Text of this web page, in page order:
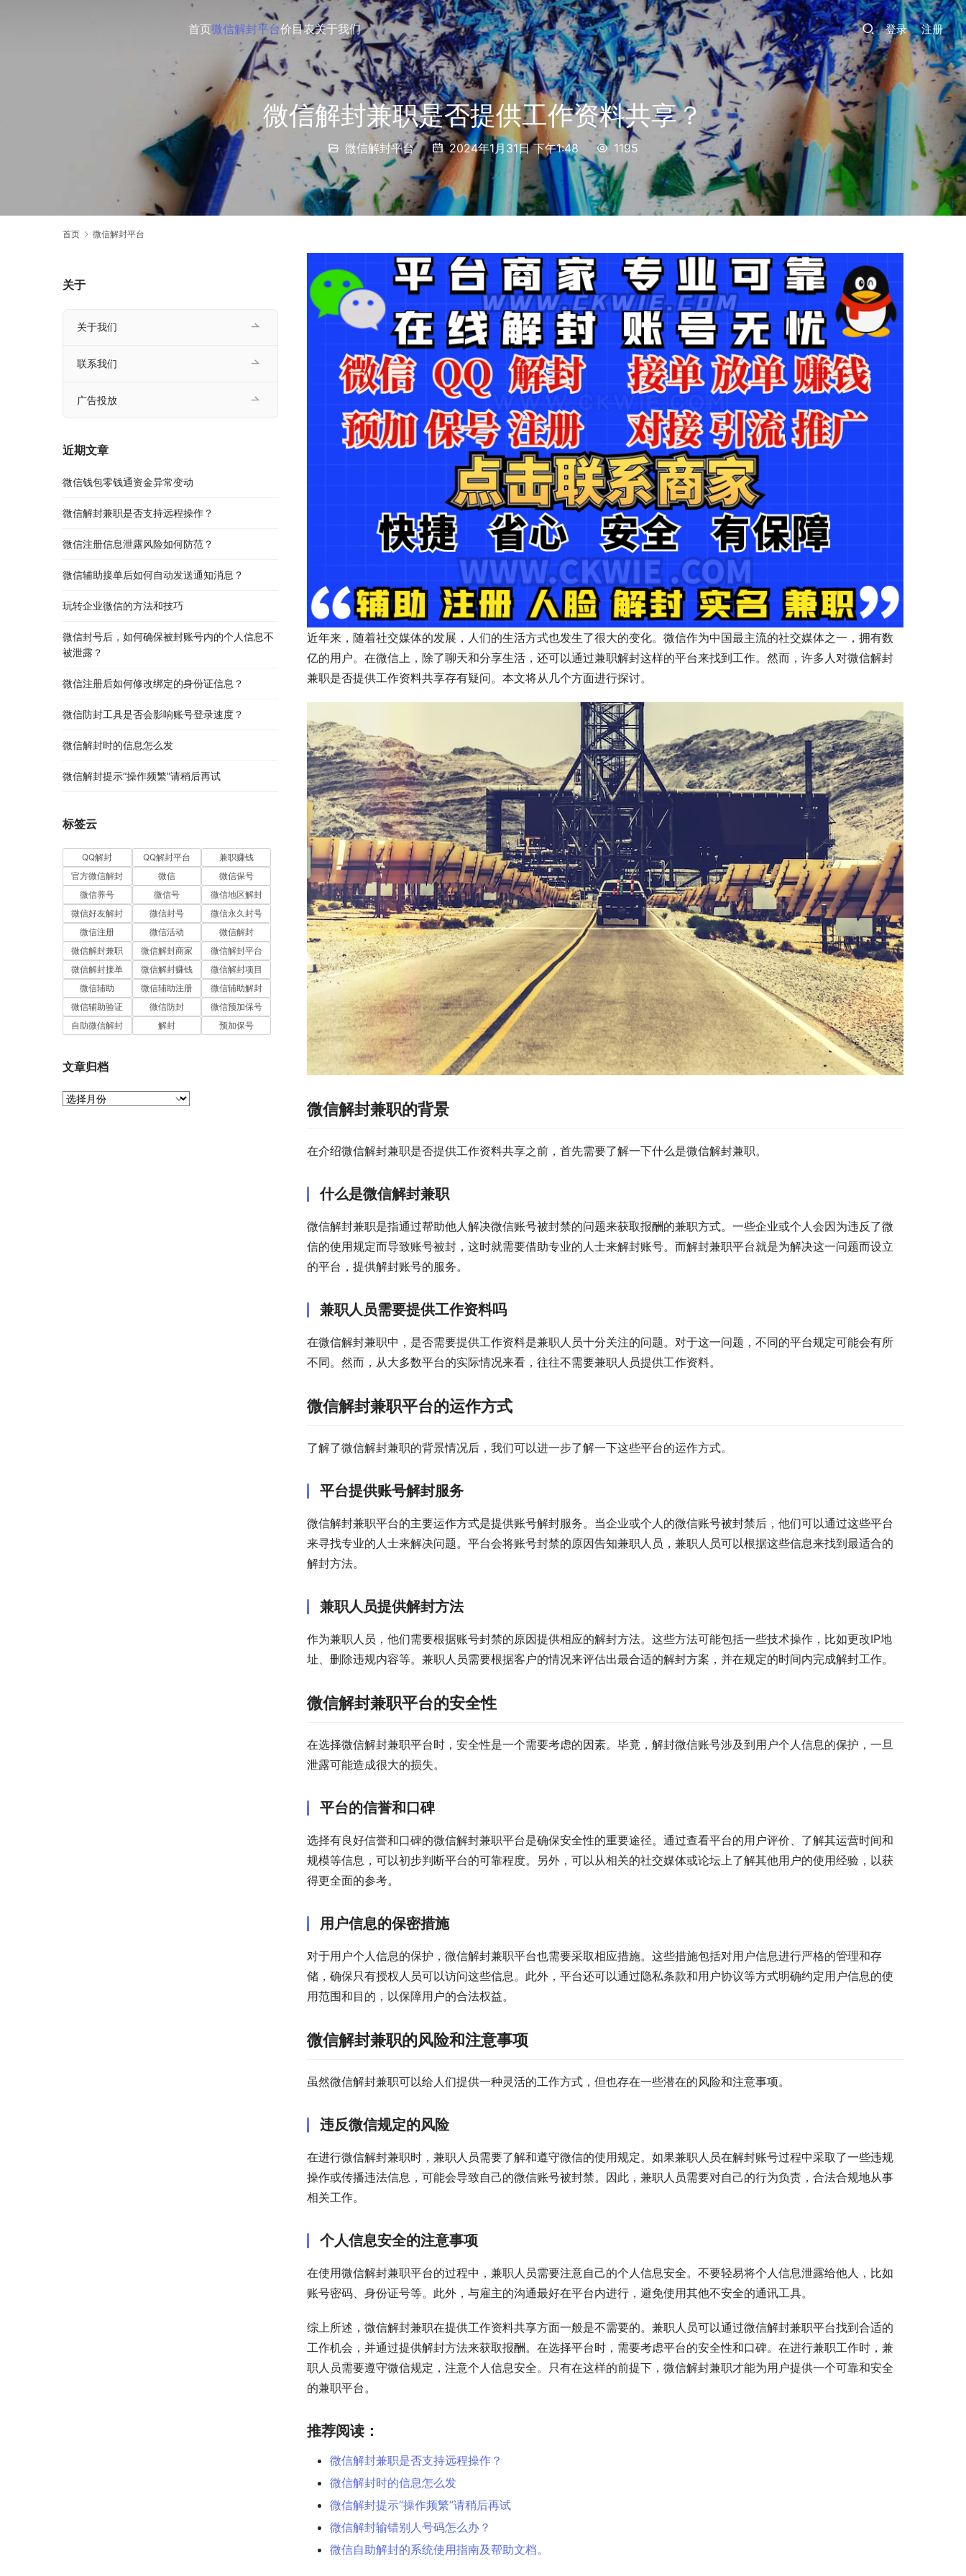
首页微信解封平台价目表关于我们 登录 注册
微信解封兼职是否提供工作资料共享？
微信解封平台 2024年1月31日 下午1:48 1195
首页 微信解封平台
近年来，随着社交媒体的发展，人们的生活方式也发生了很大的变化。微信作为中国最主流的社交媒体之一，拥有数
亿的用户。在微信上，除了聊天和分享生活，还可以通过兼职解封这样的平台来找到工作。然而，许多人对微信解封
兼职是否提供工作资料共享存有疑问。本文将从几个方面进行探讨。
微信解封兼职的背景
在介绍微信解封兼职是否提供工作资料共享之前，首先需要了解一下什么是微信解封兼职。
什么是微信解封兼职
微信解封兼职是指通过帮助他人解决微信账号被封禁的问题来获取报酬的兼职方式。一些企业或个人会因为违反了微
信的使用规定而导致账号被封，这时就需要借助专业的人士来解封账号。而解封兼职平台就是为解决这一问题而设立
的平台，提供解封账号的服务。
兼职人员需要提供工作资料吗
在微信解封兼职中，是否需要提供工作资料是兼职人员十分关注的问题。对于这一问题，不同的平台规定可能会有所
不同。然而，从大多数平台的实际情况来看，往往不需要兼职人员提供工作资料。
微信解封兼职平台的运作方式
了解了微信解封兼职的背景情况后，我们可以进一步了解一下这些平台的运作方式。
平台提供账号解封服务
微信解封兼职平台的主要运作方式是提供账号解封服务。当企业或个人的微信账号被封禁后，他们可以通过这些平台
来寻找专业的人士来解决问题。平台会将账号封禁的原因告知兼职人员，兼职人员可以根据这些信息来找到最适合的
解封方法。
兼职人员提供解封方法
作为兼职人员，他们需要根据账号封禁的原因提供相应的解封方法。这些方法可能包括一些技术操作，比如更改IP地
址、删除违规内容等。兼职人员需要根据客户的情况来评估出最合适的解封方案，并在规定的时间内完成解封工作。
微信解封兼职平台的安全性
在选择微信解封兼职平台时，安全性是一个需要考虑的因素。毕竟，解封微信账号涉及到用户个人信息的保护，一旦
泄露可能造成很大的损失。
平台的信誉和口碑
选择有良好信誉和口碑的微信解封兼职平台是确保安全性的重要途径。通过查看平台的用户评价、了解其运营时间和
规模等信息，可以初步判断平台的可靠程度。另外，可以从相关的社交媒体或论坛上了解其他用户的使用经验，以获
得更全面的参考。
用户信息的保密措施
对于用户个人信息的保护，微信解封兼职平台也需要采取相应措施。这些措施包括对用户信息进行严格的管理和存
储，确保只有授权人员可以访问这些信息。此外，平台还可以通过隐私条款和用户协议等方式明确约定用户信息的使
用范围和目的，以保障用户的合法权益。
微信解封兼职的风险和注意事项
虽然微信解封兼职可以给人们提供一种灵活的工作方式，但也存在一些潜在的风险和注意事项。
违反微信规定的风险
在进行微信解封兼职时，兼职人员需要了解和遵守微信的使用规定。如果兼职人员在解封账号过程中采取了一些违规
操作或传播违法信息，可能会导致自己的微信账号被封禁。因此，兼职人员需要对自己的行为负责，合法合规地从事
相关工作。
个人信息安全的注意事项
在使用微信解封兼职平台的过程中，兼职人员需要注意自己的个人信息安全。不要轻易将个人信息泄露给他人，比如
账号密码、身份证号等。此外，与雇主的沟通最好在平台内进行，避免使用其他不安全的通讯工具。
综上所述，微信解封兼职在提供工作资料共享方面一般是不需要的。兼职人员可以通过微信解封兼职平台找到合适的
工作机会，并通过提供解封方法来获取报酬。在选择平台时，需要考虑平台的安全性和口碑。在进行兼职工作时，兼
职人员需要遵守微信规定，注意个人信息安全。只有在这样的前提下，微信解封兼职才能为用户提供一个可靠和安全
的兼职平台。
推荐阅读：
微信解封兼职是否支持远程操作？
微信解封时的信息怎么发
微信解封提示“操作频繁”请稍后再试
微信解封输错别人号码怎么办？
微信自助解封的系统使用指南及帮助文档。
关于
关于我们
联系我们
广告投放
近期文章
微信钱包零钱通资金异常变动
微信解封兼职是否支持远程操作？
微信注册信息泄露风险如何防范？
微信辅助接单后如何自动发送通知消息？
玩转企业微信的方法和技巧
微信封号后，如何确保被封账号内的个人信息不
被泄露？
微信注册后如何修改绑定的身份证信息？
微信防封工具是否会影响账号登录速度？
微信解封时的信息怎么发
微信解封提示“操作频繁”请稍后再试
标签云
QQ解封 QQ解封平台
兼职赚钱
官方微信解封
微信
微信保号
微信养号
微信号
微信地区解封
微信好友解封
微信封号
微信永久封号
微信注册
微信活动
微信解封
微信解封兼职
微信解封商家
微信解封平台
微信解封接单
微信解封赚钱
微信解封项目
微信辅助
微信辅助注册
微信辅助解封
微信辅助验证
微信防封
微信预加保号
自助微信解封
解封 预加保号
文章归档
文